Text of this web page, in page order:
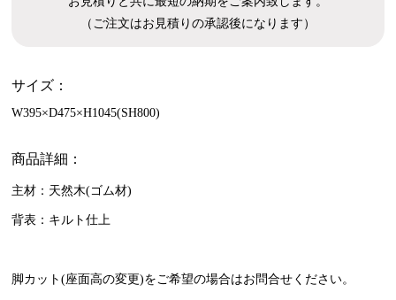
（ご注文はお見積りの承認後になります）
サイズ：
W395×D475×H1045(SH800)
商品詳細：
主材：天然木(ゴム材)
背表：キルト仕上
脚カット(座面高の変更)をご希望の場合はお問合せください。